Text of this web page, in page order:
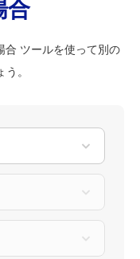
合
合 ツールを使って別の
。